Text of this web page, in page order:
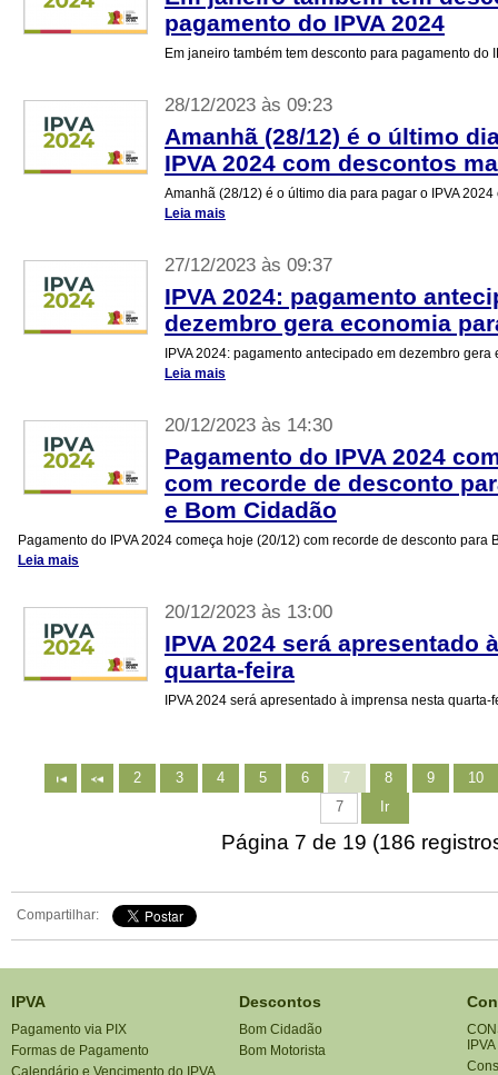
pagamento do IPVA 2024
Em janeiro também tem desconto para pagamento do
28/12/2023 às 09:23
Amanhã (28/12) é o último
IPVA 2024 com descontos
Amanhã (28/12) é o último dia para pagar o IPVA
Leia mais
27/12/2023 às 09:37
IPVA 2024: pagamento
dezembro gera economia
IPVA 2024: pagamento antecipado em dezembro
Leia mais
20/12/2023 às 14:30
Pagamento do IPVA 2024
com recorde de desconto
e Bom Cidadão
Pagamento do IPVA 2024 começa hoje (20/12) com recorde de desconto para
Leia mais
20/12/2023 às 13:00
IPVA 2024 será apresentado
quarta-feira
IPVA 2024 será apresentado à imprensa nesta quarta-
2 3 4 5 6 7 8 9
10
Ir
Página 7 de 19 (186
Compartilhar:
IPVA
Pagamento via PIX
Formas de Pagamento
Calendário e Vencimento do IPVA
Descontos
Bom Cidadão
Bom Motorista